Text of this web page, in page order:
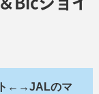
ト←→JALのマ